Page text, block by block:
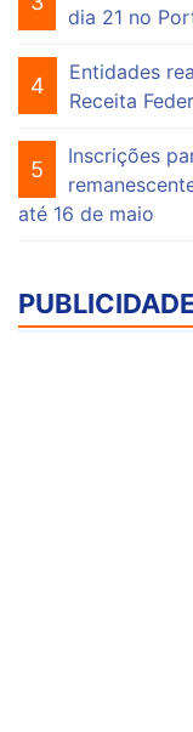
dia 21 no
4
Entidades
Receita
5
Inscrições
até 16 de maio